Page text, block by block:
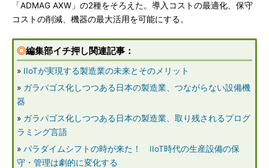
「ADMAG AXW」の2種をそろえた。導入コストの最適化、保守
コストの削減、機器の最大活用を可能にする。
◎編集部イチ押し関連記事：
» IIoTが実現する製造業の未来とそのメリット
» ガラパゴス化しつつある日本の製造業、つながらない設備機
器
» ガラパゴス化しつつある日本の製造業、取り残されるプログ
ラミング言語
» パラダイムシフトの時が来た！ IIoT時代の生産設備の保
守・管理は劇的に変化する